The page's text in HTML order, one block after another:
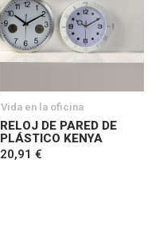
Vida en la oficina
RELOJ DE PARED DE
PLÁSTICO KENYA
20,91 €